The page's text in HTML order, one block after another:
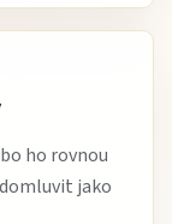
ho rovnou
jako